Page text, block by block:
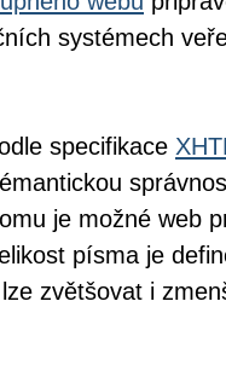
systémech
specifikace
je možné web
písma je
zvětšovat i